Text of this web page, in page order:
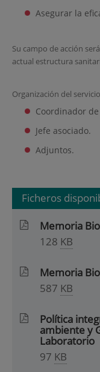
Asegurar la
Su campo de acción
actual estructura
Organización del
Coordinador
Jefe asociado.
Adjuntos.
Ficheros
Memoria
128 KB
Memoria
587 KB
Política
ambiente y
Laboratorio
97 KB